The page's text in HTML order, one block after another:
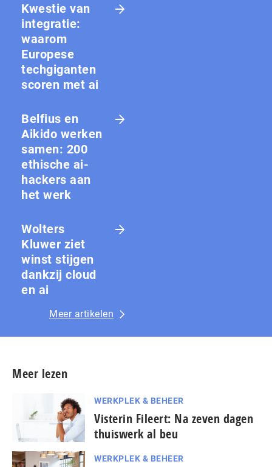
Kwestie van
integratie:
waarom
Europese
techgiganten
scoren met ai
Belfius en
Aikido werken
samen: 200
ethische ai-
hackers aan
het werk
Wolters
Kluwer ziet
winst stijgen
dankzij cloud
en ai
Meer artikelen
Meer lezen
WERKPLEK & BEHEER
Visterin Fileert: Na zeven dagen
thuiswerk al beu
WERKPLEK & BEHEER